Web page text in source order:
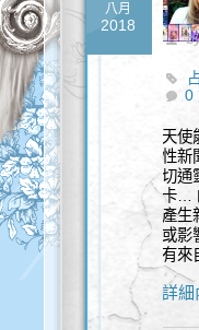
八月
2018
0
天使
性新
切通
卡…
產生
或影
有來
詳